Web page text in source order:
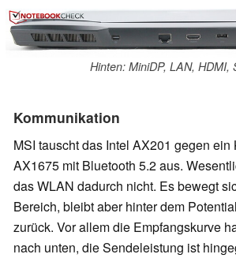
Hinten: MiniDP, LAN, HDMI,
Kommunikation
MSI tauscht das Intel AX201 gegen
AX1675 mit Bluetooth 5.2 aus.
das WLAN dadurch nicht. Es bewegt
Bereich, bleibt aber hinter dem
zurück. Vor allem die Empfangskurve
nach unten, die Sendeleistung ist